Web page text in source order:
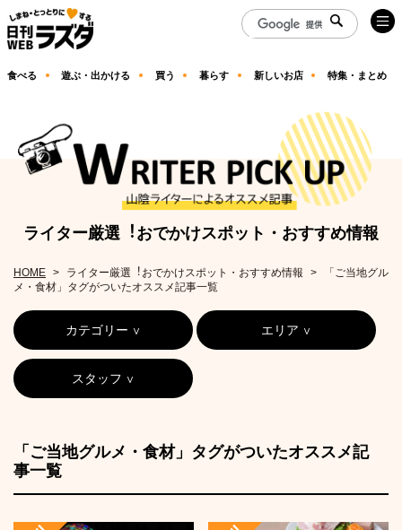
食べる 遊ぶ・出かける 買う 暮らす 新しいお店 特集・まとめ
ライター厳選︕おでかけスポット・おすすめ情報
HOME ライター厳選︕おでかけスポット・おすすめ情報
「ご当地グル
メ・食材」タグがついたオススメ記事一覧
カテゴリー エリア
スタッフ
「ご当地グルメ・食材」タグがついたオススメ記
事一覧